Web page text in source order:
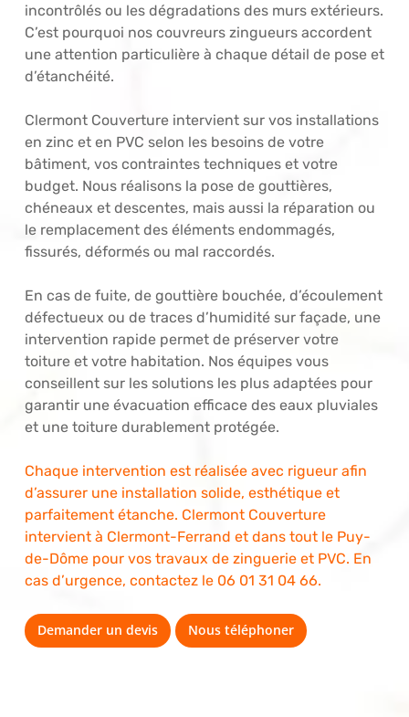
incontrôlés ou les dégradations des murs extérieurs.
C’est pourquoi nos couvreurs zingueurs accordent
une attention particulière à chaque détail de pose et
d’étanchéité.
Clermont Couverture intervient sur vos installations
en zinc et en PVC selon les besoins de votre
bâtiment, vos contraintes techniques et votre
budget. Nous réalisons la pose de gouttières,
chéneaux et descentes, mais aussi la réparation ou
le remplacement des éléments endommagés,
fissurés, déformés ou mal raccordés.
En cas de fuite, de gouttière bouchée, d’écoulement
défectueux ou de traces d’humidité sur façade, une
intervention rapide permet de préserver votre
toiture et votre habitation. Nos équipes vous
conseillent sur les solutions les plus adaptées pour
garantir une évacuation efficace des eaux pluviales
et une toiture durablement protégée.
Chaque intervention est réalisée avec rigueur afin
d’assurer une installation solide, esthétique et
parfaitement étanche. Clermont Couverture
intervient à Clermont-Ferrand et dans tout le Puy-
de-Dôme pour vos travaux de zinguerie et PVC. En
cas d’urgence, contactez le 06 01 31 04 66.
Demander un devis Nous téléphoner